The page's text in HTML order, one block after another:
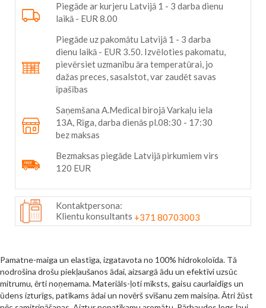
Piegāde ar kurjeru Latvijā 1 - 3 darba dienu
laikā - EUR 8.00
Piegāde uz pakomātu Latvijā 1 - 3 darba
dienu laikā - EUR 3.50. Izvēloties pakomatu,
pievērsiet uzmanību āra temperatūrai, jo
dažas preces, sasalstot, var zaudēt savas
īpašības
Saņemšana A.Medical birojā Varkaļu iela
13A, Rīga, darba dienās pl.08:30 - 17:30
bez maksas
Bezmaksas piegāde Latvijā pirkumiem virs
120 EUR
Kontaktpersona:
Klientu konsultants +371 80703003
Pamatne-maiga un elastīga, izgatavota no 100% hidrokoloīda. Tā
nodrošina drošu piekļaušanos ādai, aizsargā ādu un efektīvi uzsūc
mitrumu, ērti noņemama. Materiāls-ļoti mīksts, gaisu caurlaidīgs un
ūdens izturīgs, patīkams ādai un novērš svīšanu zem maisiņa. Ātri žūst